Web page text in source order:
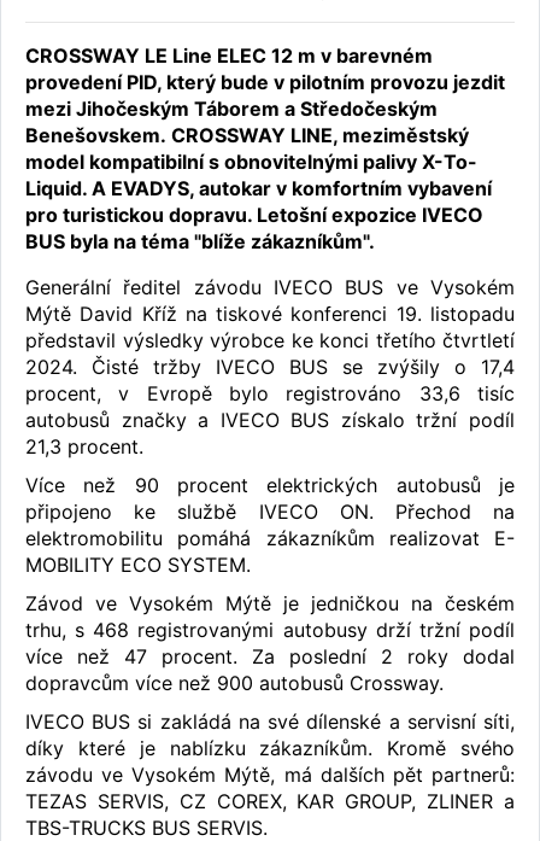
CROSSWAY LE Line ELEC 12 m v barevném
provedení PID, který bude v pilotním provozu jezdit
mezi Jihočeským Táborem a Středočeským
Benešovskem. CROSSWAY LINE, meziměstský
model kompatibilní s obnovitelnými palivy X-To-
Liquid. A EVADYS, autokar v komfortním vybavení
pro turistickou dopravu. Letošní expozice IVECO
BUS byla na téma "blíže zákazníkům".
Generální ředitel závodu IVECO BUS ve Vysokém
Mýtě David Kříž na tiskové konferenci 19. listopadu
představil výsledky výrobce ke konci třetího čtvrtletí
2024. Čisté tržby IVECO BUS se zvýšily o 17,4
procent, v Evropě bylo registrováno 33,6 tisíc
autobusů značky a IVECO BUS získalo tržní podíl
21,3 procent.
Více než 90 procent elektrických autobusů je
připojeno ke službě IVECO ON. Přechod na
elektromobilitu pomáhá zákazníkům realizovat E-
MOBILITY ECO SYSTEM.
Závod ve Vysokém Mýtě je jedničkou na českém
trhu, s 468 registrovanými autobusy drží tržní podíl
více než 47 procent. Za poslední 2 roky dodal
dopravcům více než 900 autobusů Crossway.
IVECO BUS si zakládá na své dílenské a servisní síti,
díky které je nablízku zákazníkům. Kromě svého
závodu ve Vysokém Mýtě, má dalších pět partnerů:
TEZAS SERVIS, CZ COREX, KAR GROUP, ZLINER a
TBS-TRUCKS BUS SERVIS.